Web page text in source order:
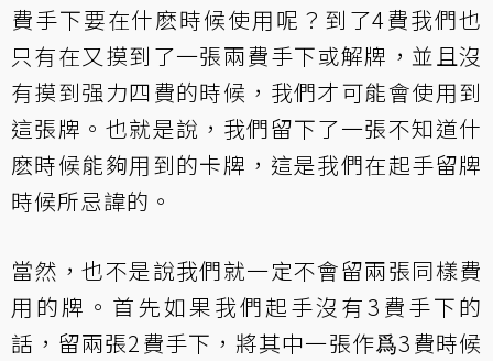
費手下要在什麽時候使用呢？到了4費我們也
只有在又摸到了一張兩費手下或解牌，並且沒
有摸到强力四費的時候，我們才可能會使用到
這張牌。也就是說，我們留下了一張不知道什
麽時候能夠用到的卡牌，這是我們在起手留牌
時候所忌諱的。
當然，也不是說我們就一定不會留兩張同樣費
用的牌。首先如果我們起手沒有3費手下的
話，留兩張2費手下，將其中一張作爲3費時候